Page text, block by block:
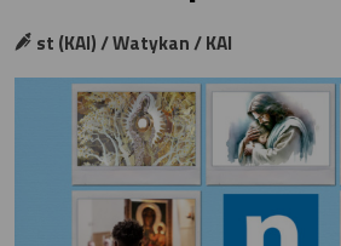
st (KAI) / Watykan / KAI